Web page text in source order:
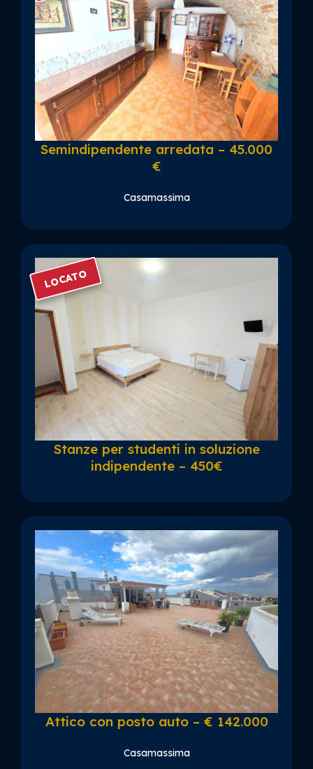
Semindipendente arredata – 45.000
€
Casamassima
LOCATO
Stanze per studenti in soluzione
indipendente – 450€
Attico con posto auto – € 142.000
Casamassima